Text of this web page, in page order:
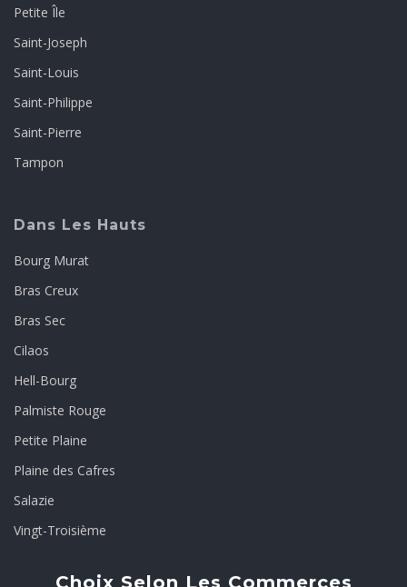
Petite Île
Saint-Joseph
Saint-Louis
Saint-Philippe
Saint-Pierre
Tampon
Dans Les Hauts
Bourg Murat
Bras Creux
Bras Sec
Cilaos
Hell-Bourg
Palmiste Rouge
Petite Plaine
Plaine des Cafres
Salazie
Vingt-Troisième
Choix Selon Les Commerces